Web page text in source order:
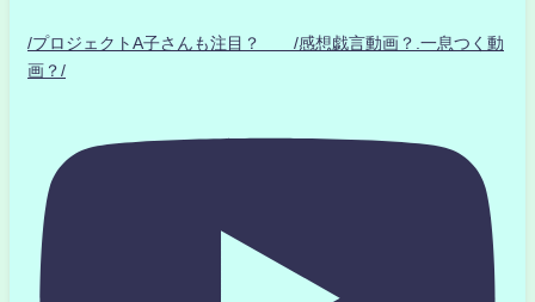
/プロジェクトA子さんも注目？ /感想戯言動画？.一息つく動
画？/